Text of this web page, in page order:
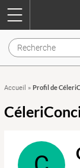
Accueil » Profil de